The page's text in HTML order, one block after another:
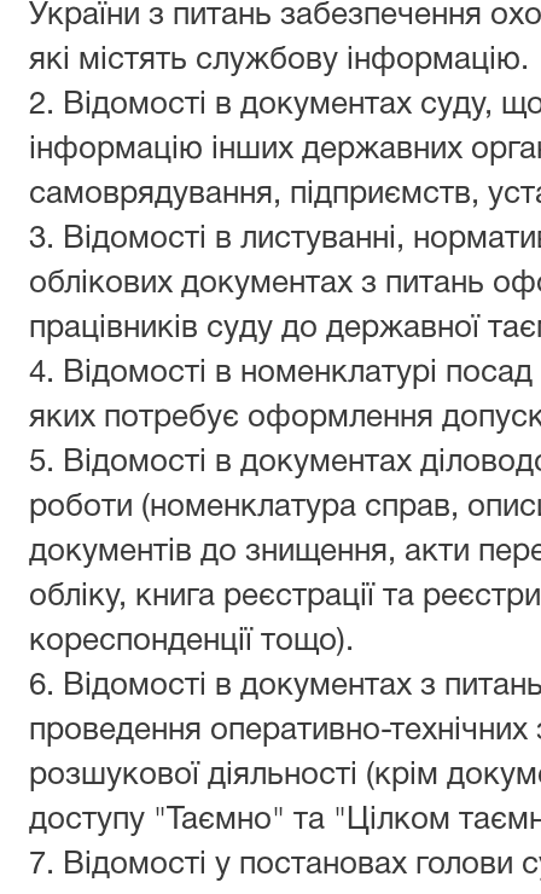
України з питань забезпечення
які містять службову інформацію.
2. Відомості в документах суду,
інформацію інших державних
самоврядування, підприємств,
3. Відомості в листуванні,
облікових документах з питань
працівників суду до державної
4. Відомості в номенклатурі посад
яких потребує оформлення
5. Відомості в документах
роботи (номенклатура справ,
документів до знищення, акти
обліку, книга реєстрації та
кореспонденції тощо).
6. Відомості в документах з
проведення оперативно-технічних
розшукової діяльності (крім
доступу "Таємно" та "Цілком
7. Відомості у постановах голови